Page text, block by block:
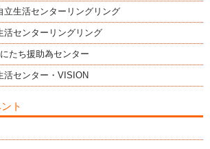
立生活センターリングリング
活センターリングリング
たち援助為センター
活センター・VISION
ト